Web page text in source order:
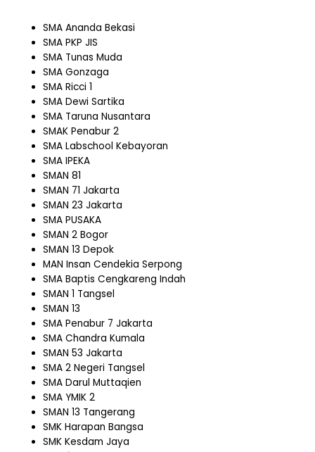
SMA Ananda Bekasi
SMA PKP JIS
SMA Tunas Muda
SMA Gonzaga
SMA Ricci 1
SMA Dewi Sartika
SMA Taruna Nusantara
SMAK Penabur 2
SMA Labschool Kebayoran
SMA IPEKA
SMAN 81
SMAN 71 Jakarta
SMAN 23 Jakarta
SMA PUSAKA
SMAN 2 Bogor
SMAN 13 Depok
MAN Insan Cendekia Serpong
SMA Baptis Cengkareng Indah
SMAN 1 Tangsel
SMAN 13
SMA Penabur 7 Jakarta
SMA Chandra Kumala
SMAN 53 Jakarta
SMA 2 Negeri Tangsel
SMA Darul Muttaqien
SMA YMIK 2
SMAN 13 Tangerang
SMK Harapan Bangsa
SMK Kesdam Jaya